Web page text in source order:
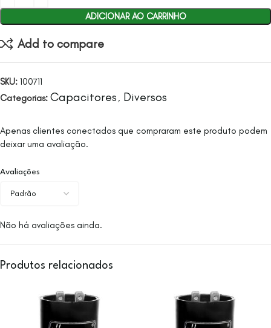
ADICIONAR AO CARRINHO
Add to compare
SKU: 100711
Categorias: Capacitores , Diversos
Avaliações
Não há avaliações ainda.
Apenas clientes conectados que compraram este produto podem
deixar uma avaliação.
Produtos relacionados